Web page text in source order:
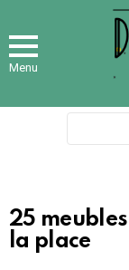
Menu
25
la place